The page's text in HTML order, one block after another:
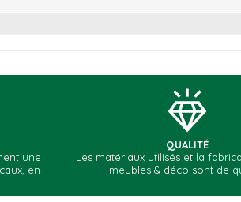
une
en
QUALITÉ
Les matériaux utilisés et la
meubles & déco sont de